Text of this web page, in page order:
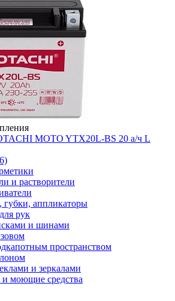
MOTO YTX20L-BS 20 а/ч L
и растворители
губки, аппликаторы
рук
и шинами
пространством
и зеркалами
моющие средства